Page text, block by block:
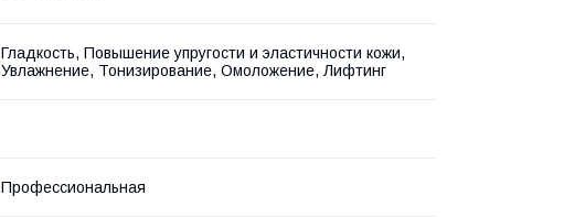
Гладкость, Повышение упругости и эластичности кожи,
Увлажнение, Тонизирование, Омоложение, Лифтинг
Профессиональная